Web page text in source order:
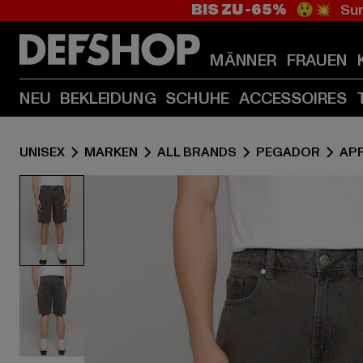
BIS ZU -65% 😲💥
MÄNNER FRAUEN
NEU BEKLEIDUNG SCHUHE ACCESSOIRES
UNISEX MARKEN ALL BRANDS PEGADOR